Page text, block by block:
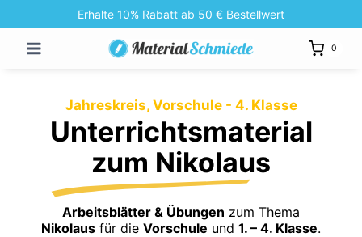
Inhalt
springen
Erhalte 10% Rabatt ab 50 € Bestellwert
0
Jahreskreis, Vorschule - 4. Klasse
Unterrichtsmaterial
zum Nikolaus
Arbeitsblätter & Übungen zum Thema
Nikolaus für die Vorschule und 1. – 4. Klasse.